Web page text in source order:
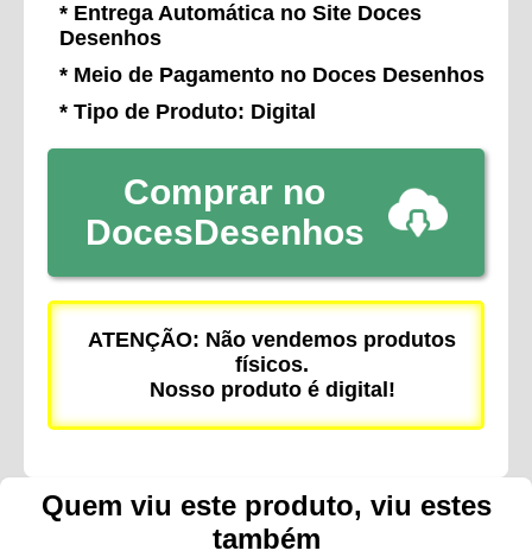
* Entrega Automática no Site Doces
Desenhos
* Meio de Pagamento no Doces Desenhos
* Tipo de Produto: Digital
Comprar no
DocesDesenhos
ATENÇÃO: Não vendemos produtos
físicos.
Nosso produto é digital!
Quem viu este produto, viu estes
também